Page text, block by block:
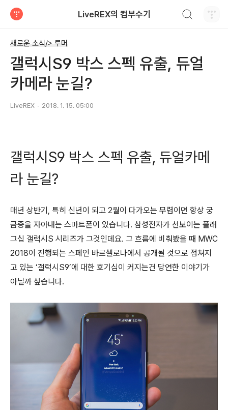
LiveREX의 컴부수기
새로운 소식/> 루머
갤럭시S9 박스 스펙 유출, 듀얼
카메라 눈길?
LiveREX 2018. 1. 15. 05:00
갤럭시S9 박스 스펙 유출, 듀얼카메
라 눈길?
매년 상반기, 특히 신년이 되고 2월이 다가오는 무렵이면 항상 궁
금증을 자아내는 스마트폰이 있습니다. 삼성전자가 선보이는 플래
그십 갤럭시S 시리즈가 그것인데요. 그 흐름에 비춰봤을 때 MWC
2018이 진행되는 스페인 바르셀로나에서 공개될 것으로 점쳐지
고 있는 ‘갤럭시S9’에 대한 호기심이 커지는건 당연한 이야기가
아닐까 싶습니다.